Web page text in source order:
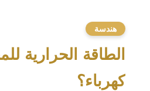
هندسة
كهرباء؟